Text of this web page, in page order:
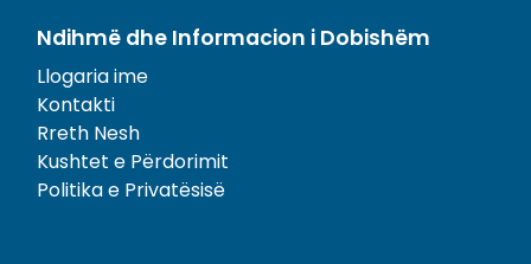
Ndihmë dhe Informacion i Dobishëm
Llogaria ime
Kontakti
Rreth Nesh
Kushtet e Përdorimit
Politika e Privatësisë